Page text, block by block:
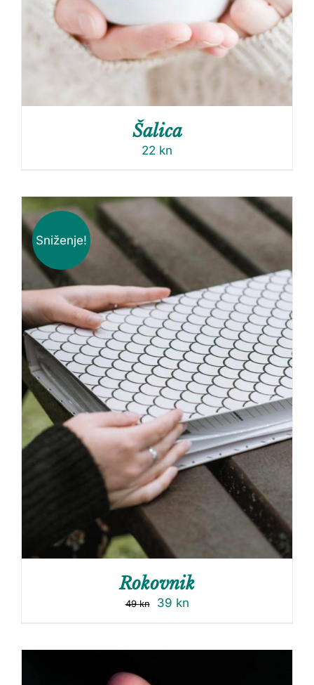
Šalica
22 kn
Sniženje!
Rokovnik
49kn 39 kn